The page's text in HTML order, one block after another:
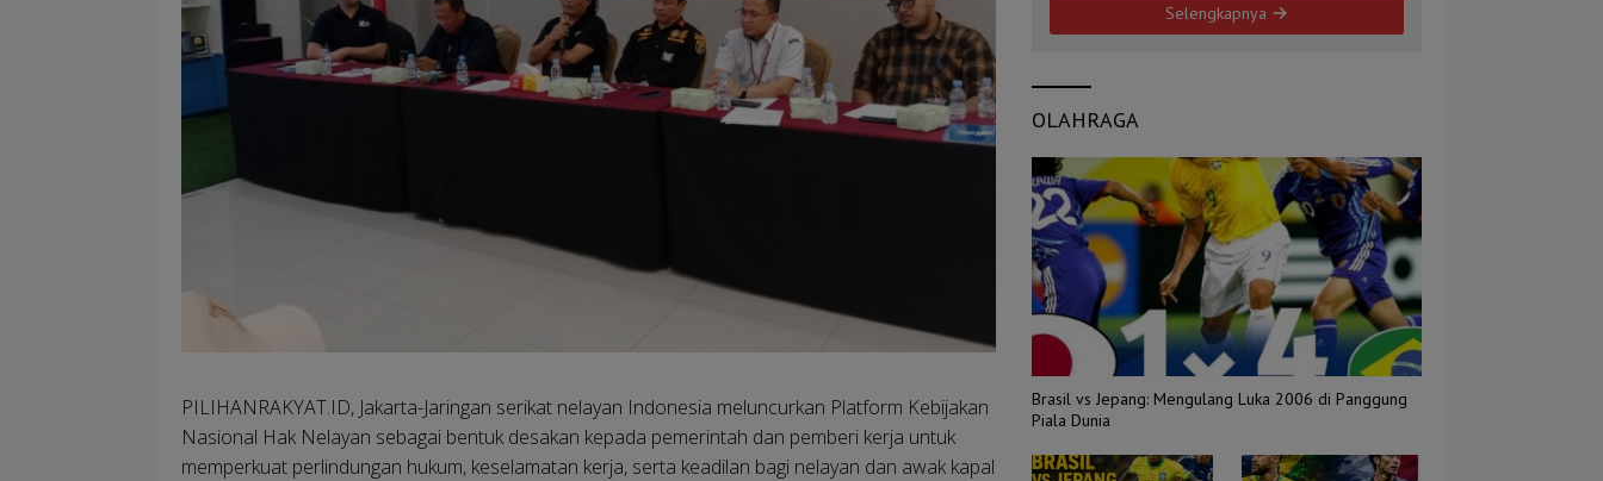
PILIHANRAKYAT.ID, Jakarta-Jaringan serikat nelayan Indonesia meluncurkan Platform Kebijakan
Nasional Hak Nelayan sebagai bentuk desakan kepada pemerintah dan pemberi kerja untuk
memperkuat perlindungan hukum, keselamatan kerja, serta keadilan bagi nelayan dan awak kapal
Selengkapnya
OLAHRAGA
Brasil vs Jepang: Mengulang Luka 2006 di Panggung
Piala Dunia